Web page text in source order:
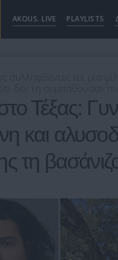
AKOUS. LIVE PLAYLISTS
Τέξας:
και
τη